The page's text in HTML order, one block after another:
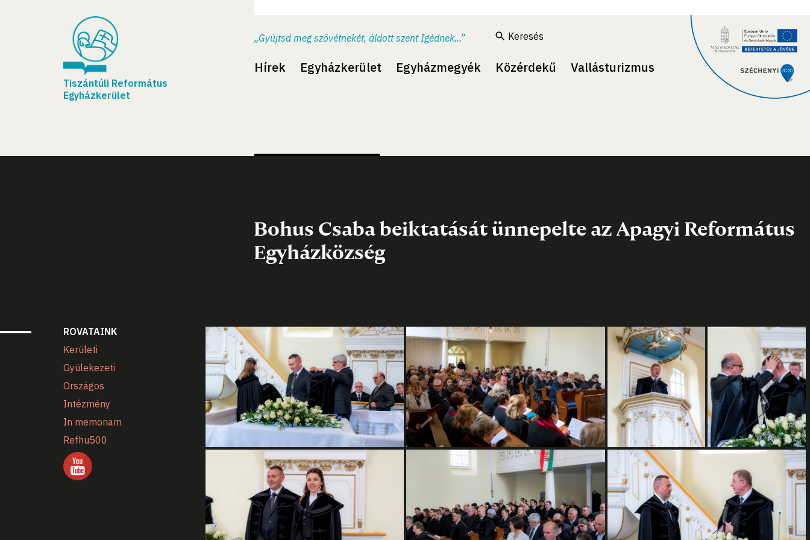
Tiszántúli Református
Egyházkerület
„Gyújtsd meg szövétnekét, áldott szent Igédnek...” Keresés
Hírek Egyházkerület Egyházmegyék Közérdekű Vallásturizmus
Bohus Csaba beiktatását ünnepelte az Apagyi Református
Egyházközség
ROVATAINK
Kerületi
Gyülekezeti
Országos
Intézmény
In memoriam
Refhu500